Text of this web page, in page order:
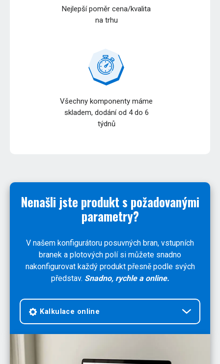
Nejlepší poměr cena/kvalita
na trhu
Všechny komponenty máme
skladem, dodání od 4 do 6
týdnů
Nenašli jste produkt s požadovanými
parametry?
V našem konfigurátoru posuvných bran, vstupních
branek a plotových polí si můžete snadno
nakonfigurovat každý produkt přesně podle svých
představ. Snadno, rychle a online.
Kalkulace online